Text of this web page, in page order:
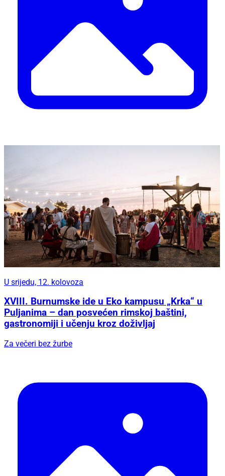
U srijedu, 12. kolovoza
XVIII. Burnumske ide u Eko kampusu „Krka“ u
Puljanima – dan posvećen rimskoj baštini,
gastronomiji i učenju kroz doživljaj
Za večeri bez žurbe